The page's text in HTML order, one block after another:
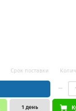
Срок поставки
1 день